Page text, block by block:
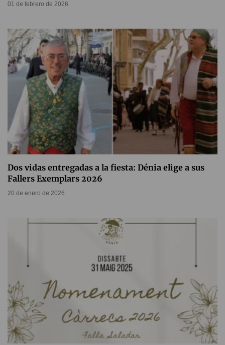
01 de febrero de 2026
Dos vidas entregadas a la fiesta: Dénia elige a sus
Fallers Exemplars 2026
20 de enero de 2026